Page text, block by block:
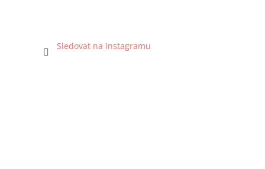
Sledovat na Instagramu